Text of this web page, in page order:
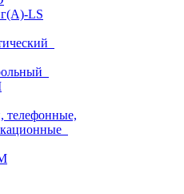
LS
телефонные,